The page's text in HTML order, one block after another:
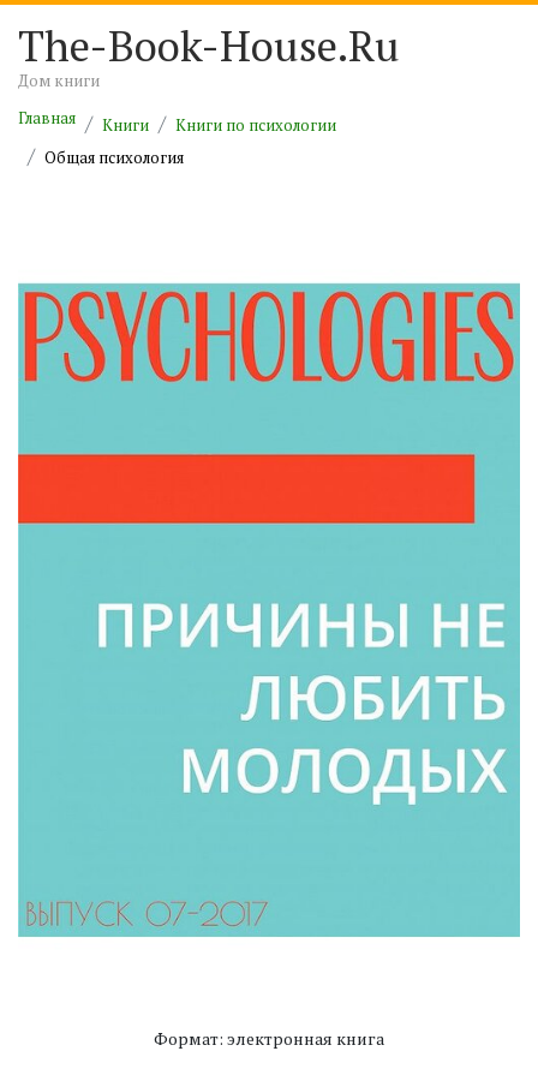
The-Book-House.Ru
Дом книги
Главная
Книги
Книги по психологии
Общая психология
Формат: электронная книга